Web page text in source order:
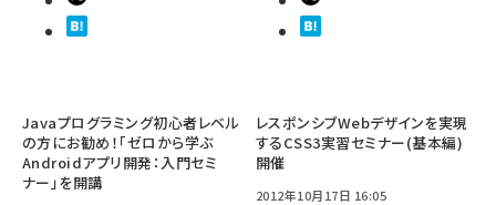
Javaプログラミング初心者レベル
の方にお勧め！「ゼロから学ぶ
Androidアプリ開発：入門セミ
ナー」を開講
レスポンシブWebデザインを実現
するCSS3実習セミナー(基本編)
開催
2012年10月17日 16:05